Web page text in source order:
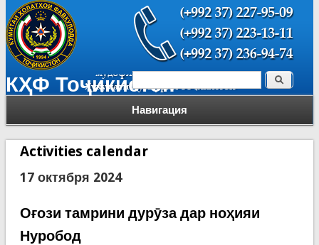
КҲФ Тоҷикистон
Навигация
Форма поиска Поиск
Activities calendar
17 октября 2024
Оғози тамрини дурӯза дар ноҳияи
Нуробод